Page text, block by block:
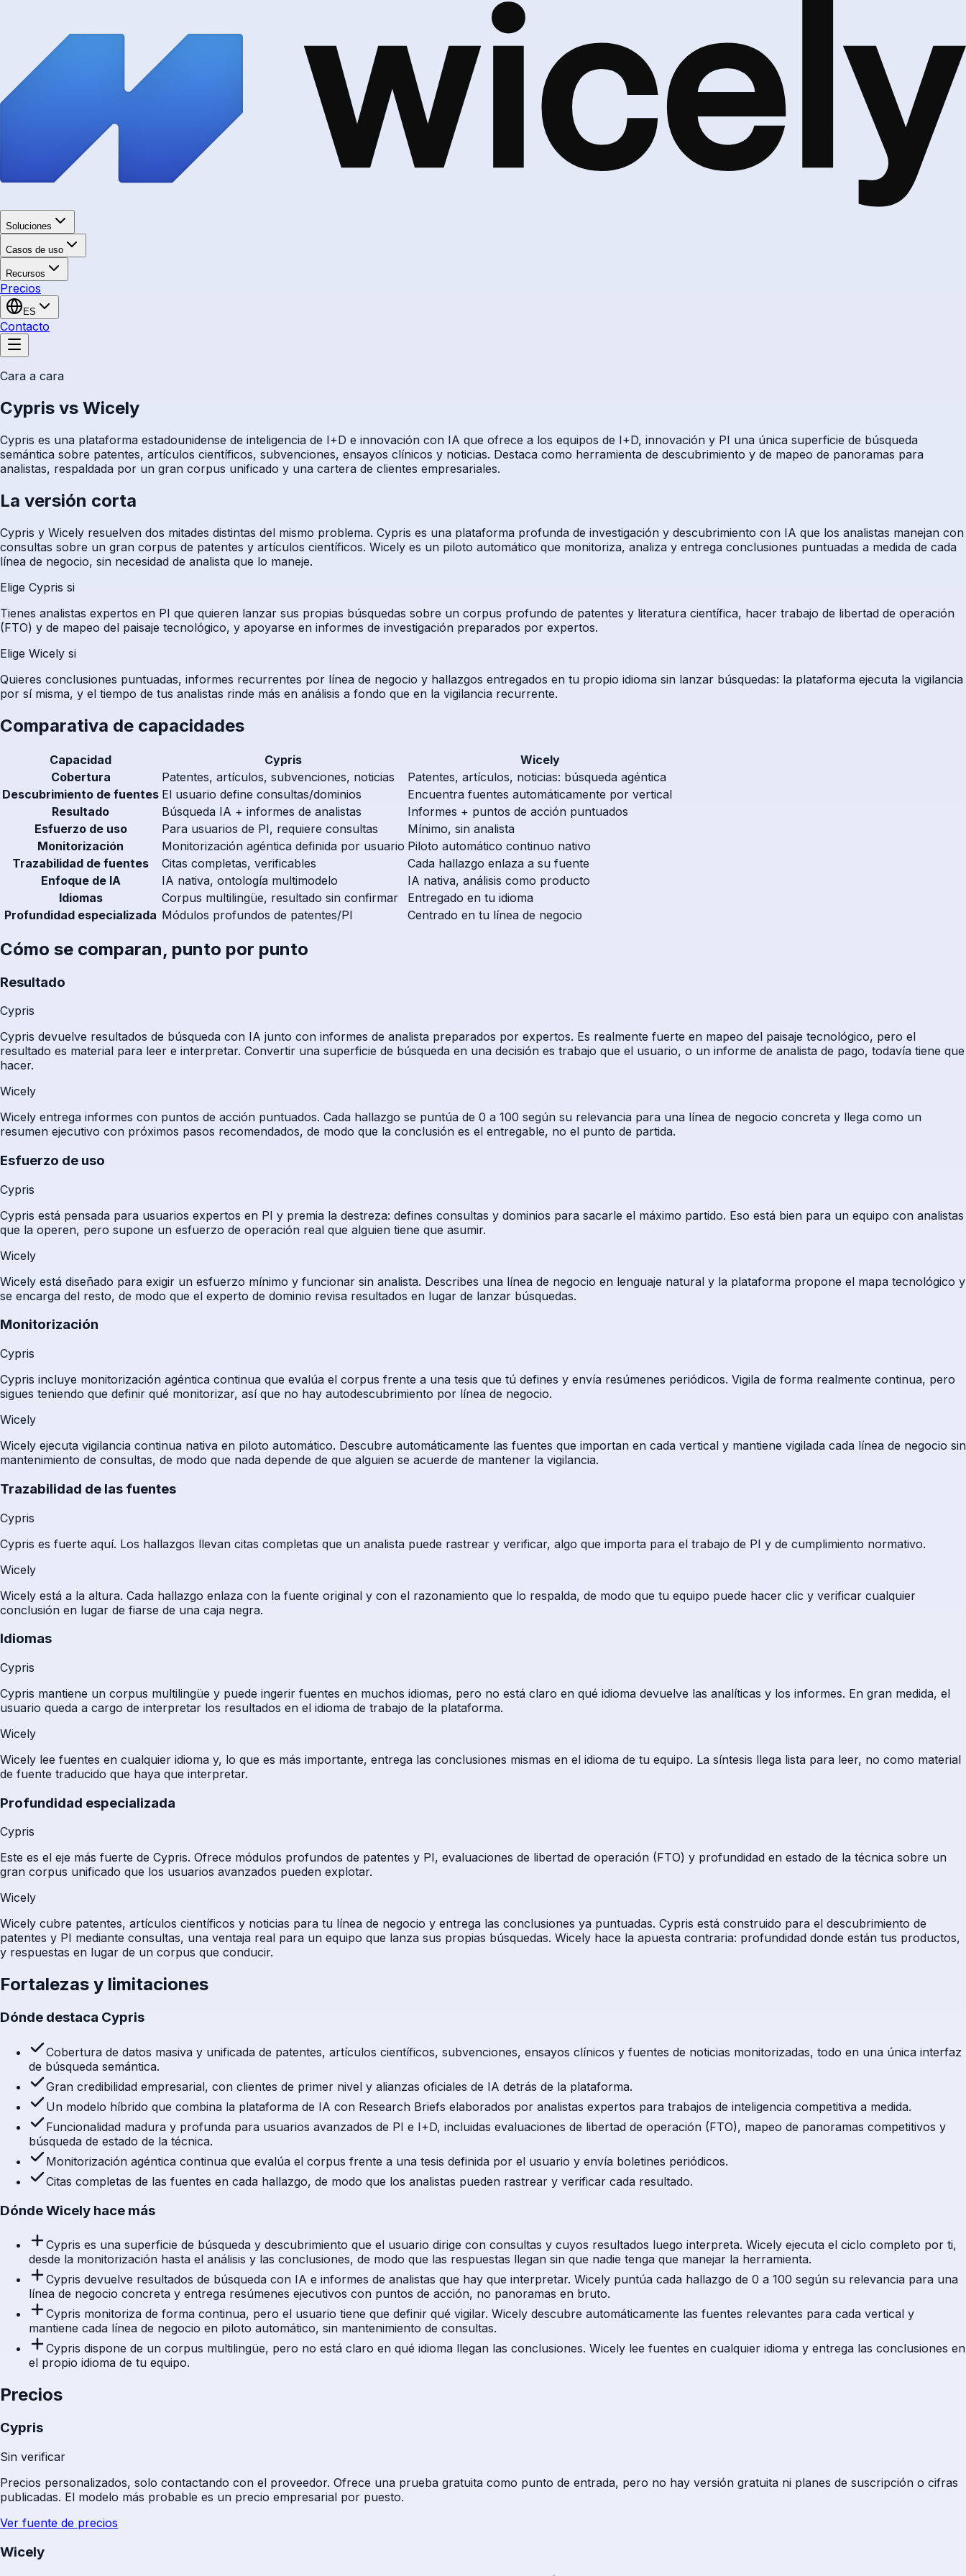
Soluciones
Casos de uso
Recursos
Precios
ES
Contacto
Cara a cara
Cypris vs Wicely
Cypris es una plataforma estadounidense de inteligencia de I+D e innovación con IA que ofrece a los equipos de I+D, innovación y PI una única superficie de búsqueda
semántica sobre patentes, artículos científicos, subvenciones, ensayos clínicos y noticias. Destaca como herramienta de descubrimiento y de mapeo de panoramas para
analistas, respaldada por un gran corpus unificado y una cartera de clientes empresariales.
La versión corta
Cypris y Wicely resuelven dos mitades distintas del mismo problema. Cypris es una plataforma profunda de investigación y descubrimiento con IA que los analistas manejan con
consultas sobre un gran corpus de patentes y artículos científicos. Wicely es un piloto automático que monitoriza, analiza y entrega conclusiones puntuadas a medida de cada
línea de negocio, sin necesidad de analista que lo maneje.
Elige Cypris si
Tienes analistas expertos en PI que quieren lanzar sus propias búsquedas sobre un corpus profundo de patentes y literatura científica, hacer trabajo de libertad de operación
(FTO) y de mapeo del paisaje tecnológico, y apoyarse en informes de investigación preparados por expertos.
Elige Wicely si
Quieres conclusiones puntuadas, informes recurrentes por línea de negocio y hallazgos entregados en tu propio idioma sin lanzar búsquedas: la plataforma ejecuta la vigilancia
por sí misma, y el tiempo de tus analistas rinde más en análisis a fondo que en la vigilancia recurrente.
Comparativa de capacidades
Capacidad Cypris
Wicely
Cobertura
Patentes, artículos, subvenciones, noticias
Patentes, artículos, noticias: búsqueda agéntica
Descubrimiento de fuentes El usuario define consultas/dominios
Encuentra fuentes automáticamente por vertical
Resultado
Búsqueda IA + informes de analistas
Informes + puntos de acción puntuados
Esfuerzo de uso
Para usuarios de PI, requiere consultas
Mínimo, sin analista
Monitorización
Monitorización agéntica definida por usuario Piloto automático continuo nativo
Trazabilidad de fuentes
Citas completas, verificables
Cada hallazgo enlaza a su fuente
Enfoque de IA
IA nativa, ontología multimodelo
IA nativa, análisis como producto
Idiomas
Corpus multilingüe, resultado sin confirmar
Entregado en tu idioma
Profundidad especializada Módulos profundos de patentes/PI Centrado en tu línea de negocio
Cómo se comparan, punto por punto
Resultado
Cypris
Cypris devuelve resultados de búsqueda con IA junto con informes de analista preparados por expertos. Es realmente fuerte en mapeo del paisaje tecnológico, pero el
resultado es material para leer e interpretar. Convertir una superficie de búsqueda en una decisión es trabajo que el usuario, o un informe de analista de pago, todavía tiene que
hacer.
Wicely
Wicely entrega informes con puntos de acción puntuados. Cada hallazgo se puntúa de 0 a 100 según su relevancia para una línea de negocio concreta y llega como un
resumen ejecutivo con próximos pasos recomendados, de modo que la conclusión es el entregable, no el punto de partida.
Esfuerzo de uso
Cypris
Cypris está pensada para usuarios expertos en PI y premia la destreza: defines consultas y dominios para sacarle el máximo partido. Eso está bien para un equipo con analistas
que la operen, pero supone un esfuerzo de operación real que alguien tiene que asumir.
Wicely
Wicely está diseñado para exigir un esfuerzo mínimo y funcionar sin analista. Describes una línea de negocio en lenguaje natural y la plataforma propone el mapa tecnológico y
se encarga del resto, de modo que el experto de dominio revisa resultados en lugar de lanzar búsquedas.
Monitorización
Cypris
Cypris incluye monitorización agéntica continua que evalúa el corpus frente a una tesis que tú defines y envía resúmenes periódicos. Vigila de forma realmente continua, pero
sigues teniendo que definir qué monitorizar, así que no hay autodescubrimiento por línea de negocio.
Wicely
Wicely ejecuta vigilancia continua nativa en piloto automático. Descubre automáticamente las fuentes que importan en cada vertical y mantiene vigilada cada línea de negocio sin
mantenimiento de consultas, de modo que nada depende de que alguien se acuerde de mantener la vigilancia.
Trazabilidad de las fuentes
Cypris
Cypris es fuerte aquí. Los hallazgos llevan citas completas que un analista puede rastrear y verificar, algo que importa para el trabajo de PI y de cumplimiento normativo.
Wicely
Wicely está a la altura. Cada hallazgo enlaza con la fuente original y con el razonamiento que lo respalda, de modo que tu equipo puede hacer clic y verificar cualquier
conclusión en lugar de fiarse de una caja negra.
Idiomas
Cypris
Cypris mantiene un corpus multilingüe y puede ingerir fuentes en muchos idiomas, pero no está claro en qué idioma devuelve las analíticas y los informes. En gran medida, el
usuario queda a cargo de interpretar los resultados en el idioma de trabajo de la plataforma.
Wicely
Wicely lee fuentes en cualquier idioma y, lo que es más importante, entrega las conclusiones mismas en el idioma de tu equipo. La síntesis llega lista para leer, no como material
de fuente traducido que haya que interpretar.
Profundidad especializada
Cypris
Este es el eje más fuerte de Cypris. Ofrece módulos profundos de patentes y PI, evaluaciones de libertad de operación (FTO) y profundidad en estado de la técnica sobre un
gran corpus unificado que los usuarios avanzados pueden explotar.
Wicely
Wicely cubre patentes, artículos científicos y noticias para tu línea de negocio y entrega las conclusiones ya puntuadas. Cypris está construido para el descubrimiento de
patentes y PI mediante consultas, una ventaja real para un equipo que lanza sus propias búsquedas. Wicely hace la apuesta contraria: profundidad donde están tus productos,
y respuestas en lugar de un corpus que conducir.
Fortalezas y limitaciones
Dónde destaca Cypris
Cobertura de datos masiva y unificada de patentes, artículos científicos, subvenciones, ensayos clínicos y fuentes de noticias monitorizadas, todo en una única interfaz
de búsqueda semántica.
Gran credibilidad empresarial, con clientes de primer nivel y alianzas oficiales de IA detrás de la plataforma.
Un modelo híbrido que combina la plataforma de IA con Research Briefs elaborados por analistas expertos para trabajos de inteligencia competitiva a medida.
Funcionalidad madura y profunda para usuarios avanzados de PI e I+D, incluidas evaluaciones de libertad de operación (FTO), mapeo de panoramas competitivos y
búsqueda de estado de la técnica.
Monitorización agéntica continua que evalúa el corpus frente a una tesis definida por el usuario y envía boletines periódicos.
Citas completas de las fuentes en cada hallazgo, de modo que los analistas pueden rastrear y verificar cada resultado.
Dónde Wicely hace más
Cypris es una superficie de búsqueda y descubrimiento que el usuario dirige con consultas y cuyos resultados luego interpreta. Wicely ejecuta el ciclo completo por ti,
desde la monitorización hasta el análisis y las conclusiones, de modo que las respuestas llegan sin que nadie tenga que manejar la herramienta.
Cypris devuelve resultados de búsqueda con IA e informes de analistas que hay que interpretar. Wicely puntúa cada hallazgo de 0 a 100 según su relevancia para una
línea de negocio concreta y entrega resúmenes ejecutivos con puntos de acción, no panoramas en bruto.
Cypris monitoriza de forma continua, pero el usuario tiene que definir qué vigilar. Wicely descubre automáticamente las fuentes relevantes para cada vertical y
mantiene cada línea de negocio en piloto automático, sin mantenimiento de consultas.
Cypris dispone de un corpus multilingüe, pero no está claro en qué idioma llegan las conclusiones. Wicely lee fuentes en cualquier idioma y entrega las conclusiones en
el propio idioma de tu equipo.
Precios
Cypris
Sin verificar
Precios personalizados, solo contactando con el proveedor. Ofrece una prueba gratuita como punto de entrada, pero no hay versión gratuita ni planes de suscripción o cifras
publicadas. El modelo más probable es un precio empresarial por puesto.
Ver fuente de precios
Wicely